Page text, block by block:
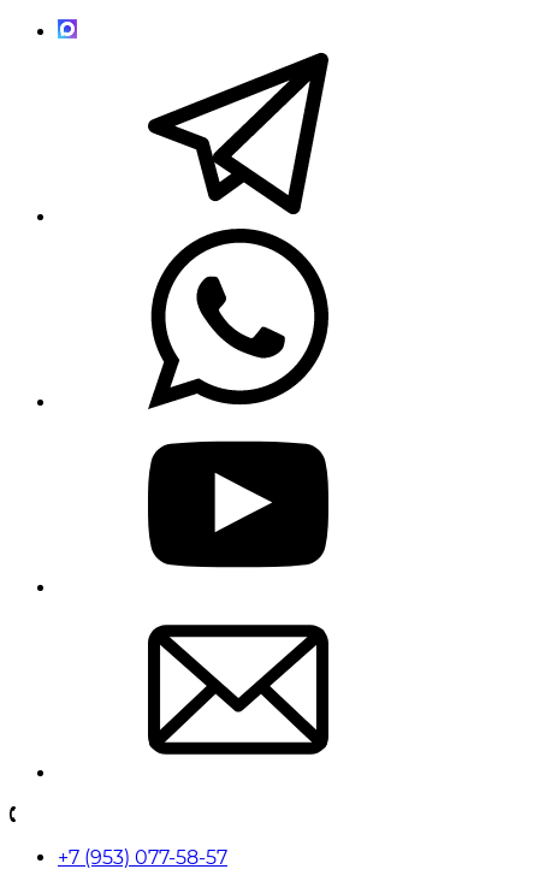
+7 (953) 077-58-57